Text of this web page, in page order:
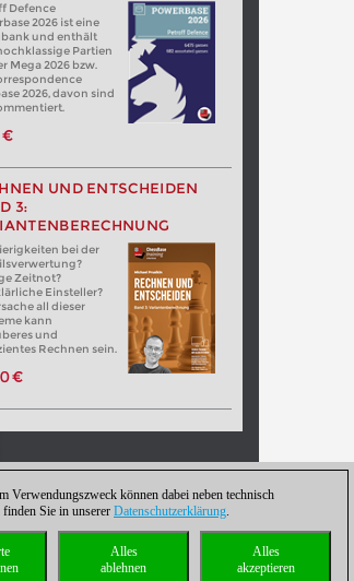
Defence
2026 ist eine
und enthält
Partien
Mega 2026 bzw.
2026, davon sind
€
UND ENTSCHEIDEN
3:
bei der
Zeitnot?
Einsteller?
all dieser
kann
und
Rechnen sein.
€
Verwendungszweck können dabei neben technisch
Sie in unserer Datenschutzerklärung.
Alles
akzeptieren
Alles
ablehnen